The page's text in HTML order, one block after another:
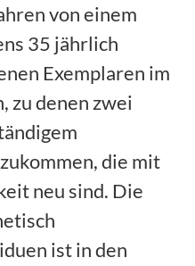
von einem
35 jährlich
Exemplaren im
zu denen zwei
die mit
neu sind. Die
ist in den